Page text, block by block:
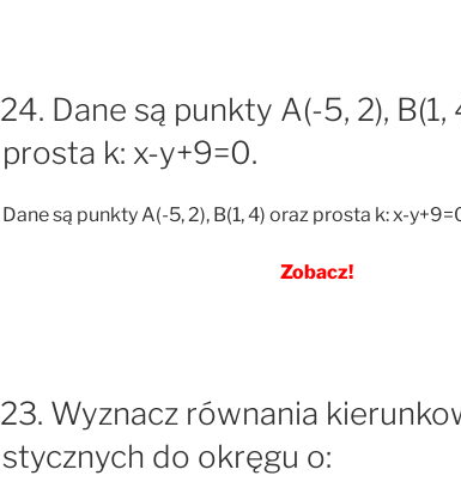
24. Dane są punkty A(-5, 2), B(1,
prosta k: x-y+9=0.
Dane są punkty A(-5, 2), B(1, 4) oraz prosta k: x-
Zobacz!
23. Wyznacz równania
stycznych do okręgu o: